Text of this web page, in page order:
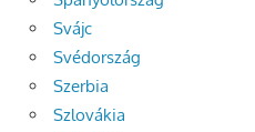
Svájc
Svédország
Szerbia
Szlovákia